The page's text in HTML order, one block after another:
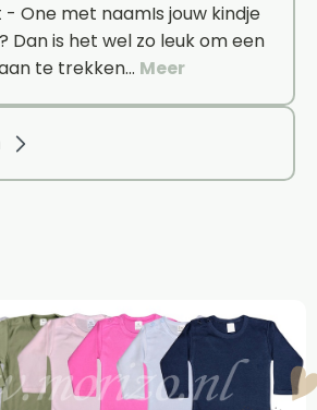
One met naamIs jouw kindje
Dan is het wel zo leuk om een
te trekken… Meer